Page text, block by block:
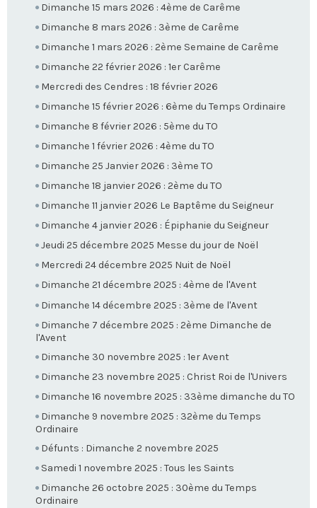
Dimanche 15 mars 2026 : 4ème de Carême
Dimanche 8 mars 2026 : 3ème de Carême
Dimanche 1 mars 2026 : 2ème Semaine de Carême
Dimanche 22 février 2026 : 1er Carême
Mercredi des Cendres : 18 février 2026
Dimanche 15 février 2026 : 6ème du Temps Ordinaire
Dimanche 8 février 2026 : 5ème du TO
Dimanche 1 février 2026 : 4ème du TO
Dimanche 25 Janvier 2026 : 3ème TO
Dimanche 18 janvier 2026 : 2ème du TO
Dimanche 11 janvier 2026 Le Baptême du Seigneur
Dimanche 4 janvier 2026 : Épiphanie du Seigneur
Jeudi 25 décembre 2025 Messe du jour de Noël
Mercredi 24 décembre 2025 Nuit de Noël
Dimanche 21 décembre 2025 : 4ème de l'Avent
Dimanche 14 décembre 2025 : 3ème de l'Avent
Dimanche 7 décembre 2025 : 2ème Dimanche de
l'Avent
Dimanche 30 novembre 2025 : 1er Avent
Dimanche 23 novembre 2025 : Christ Roi de l'Univers
Dimanche 16 novembre 2025 : 33ème dimanche du TO
Dimanche 9 novembre 2025 : 32ème du Temps
Ordinaire
Défunts : Dimanche 2 novembre 2025
Samedi 1 novembre 2025 : Tous les Saints
Dimanche 26 octobre 2025 : 30ème du Temps
Ordinaire